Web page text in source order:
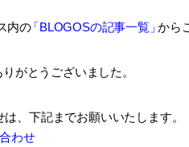
内の「BLOGOSの記事一覧」 から
りがとうございました。
、 下記までお願いいたします。
わせ